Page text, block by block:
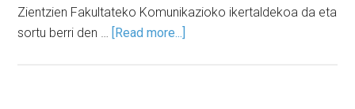
Zientzien Fakultateko Komunikazioko ikertaldekoa da eta
sortu berri den … [Read more...]